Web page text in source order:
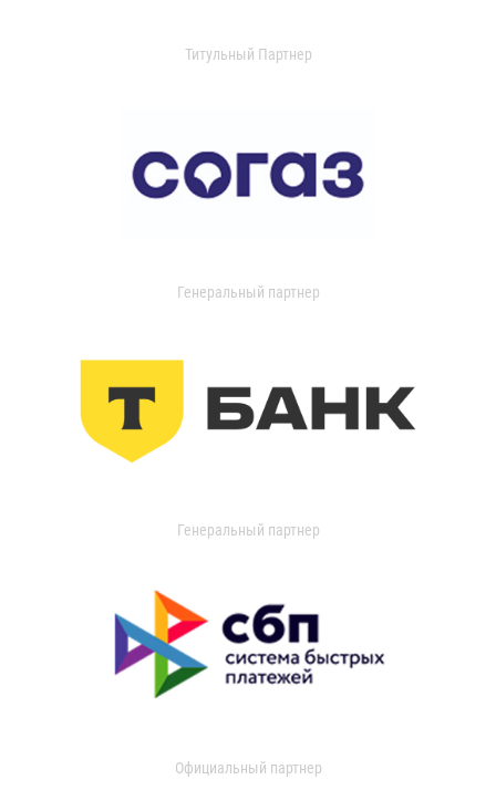
Титульный Партнер
Генеральный партнер
Генеральный партнер
Официальный партнер